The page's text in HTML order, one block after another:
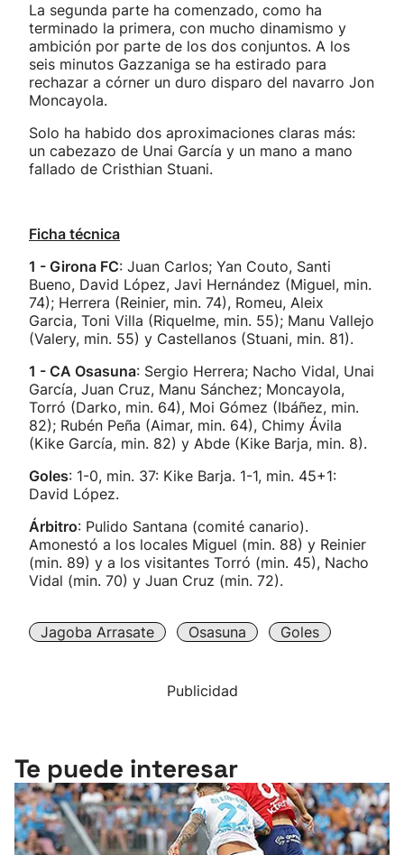
La segunda parte ha comenzado, como ha
terminado la primera, con mucho dinamismo y
ambición por parte de los dos conjuntos. A los
seis minutos Gazzaniga se ha estirado para
rechazar a córner un duro disparo del navarro Jon
Moncayola.
Solo ha habido dos aproximaciones claras más:
un cabezazo de Unai García y un mano a mano
fallado de Cristhian Stuani.
Ficha técnica
1 - Girona FC: Juan Carlos; Yan Couto, Santi
Bueno, David López, Javi Hernández (Miguel, min.
74); Herrera (Reinier, min. 74), Romeu, Aleix
Garcia, Toni Villa (Riquelme, min. 55); Manu Vallejo
(Valery, min. 55) y Castellanos (Stuani, min. 81).
1 - CA Osasuna: Sergio Herrera; Nacho Vidal, Unai
García, Juan Cruz, Manu Sánchez; Moncayola,
Torró (Darko, min. 64), Moi Gómez (Ibáñez, min.
82); Rubén Peña (Aimar, min. 64), Chimy Ávila
(Kike García, min. 82) y Abde (Kike Barja, min. 8).
Goles: 1-0, min. 37: Kike Barja. 1-1, min. 45+1:
David López.
Árbitro: Pulido Santana (comité canario).
Amonestó a los locales Miguel (min. 88) y Reinier
(min. 89) y a los visitantes Torró (min. 45), Nacho
Vidal (min. 70) y Juan Cruz (min. 72).
Jagoba Arrasate Osasuna Goles
Publicidad
Te puede interesar